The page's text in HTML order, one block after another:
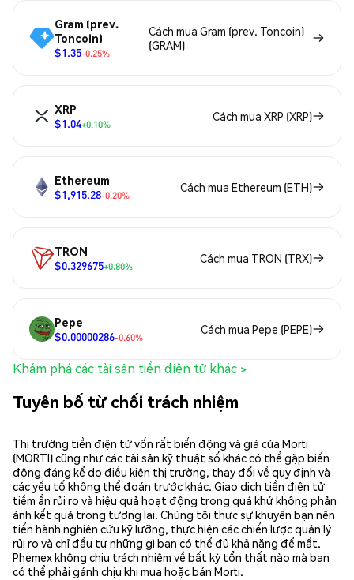
Gram (prev.
Toncoin)
$1.35-0.25%
Cách mua Gram (prev. Toncoin)
(GRAM)
XRP
$1.04+0.10%
Cách mua XRP (XRP)
Ethereum
$1,915.28-0.20%
Cách mua Ethereum (ETH)
TRON
$0.329675+0.80%
Cách mua TRON (TRX)
Pepe
$0.00000286-0.60%
Cách mua Pepe (PEPE)
Khám phá các tài sản tiền điện tử khác >
Tuyên bố từ chối trách nhiệm
Thị trường tiền điện tử vốn rất biến động và giá của Morti
(MORTI) cũng như các tài sản kỹ thuật số khác có thể gặp biến
động đáng kể do điều kiện thị trường, thay đổi về quy định và
các yếu tố không thể đoán trước khác. Giao dịch tiền điện tử
tiềm ẩn rủi ro và hiệu quả hoạt động trong quá khứ không phản
ánh kết quả trong tương lai. Chúng tôi thực sự khuyên bạn nên
tiến hành nghiên cứu kỹ lưỡng, thực hiện các chiến lược quản lý
rủi ro và chỉ đầu tư những gì bạn có thể đủ khả năng để mất.
Phemex không chịu trách nhiệm về bất kỳ tổn thất nào mà bạn
có thể phải gánh chịu khi mua hoặc bán Morti.